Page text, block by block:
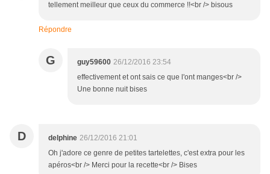
tellement meilleur que ceux du commerce !!<br /> bisous
Répondre
G guy59600 26/12/2016 23:54
effectivement et ont sais ce que l'ont manges<br />
Une bonne nuit bises
D delphine 26/12/2016 21:01
Oh j'adore ce genre de petites tartelettes, c'est extra pour les
apéros<br /> Merci pour la recette<br /> Bises